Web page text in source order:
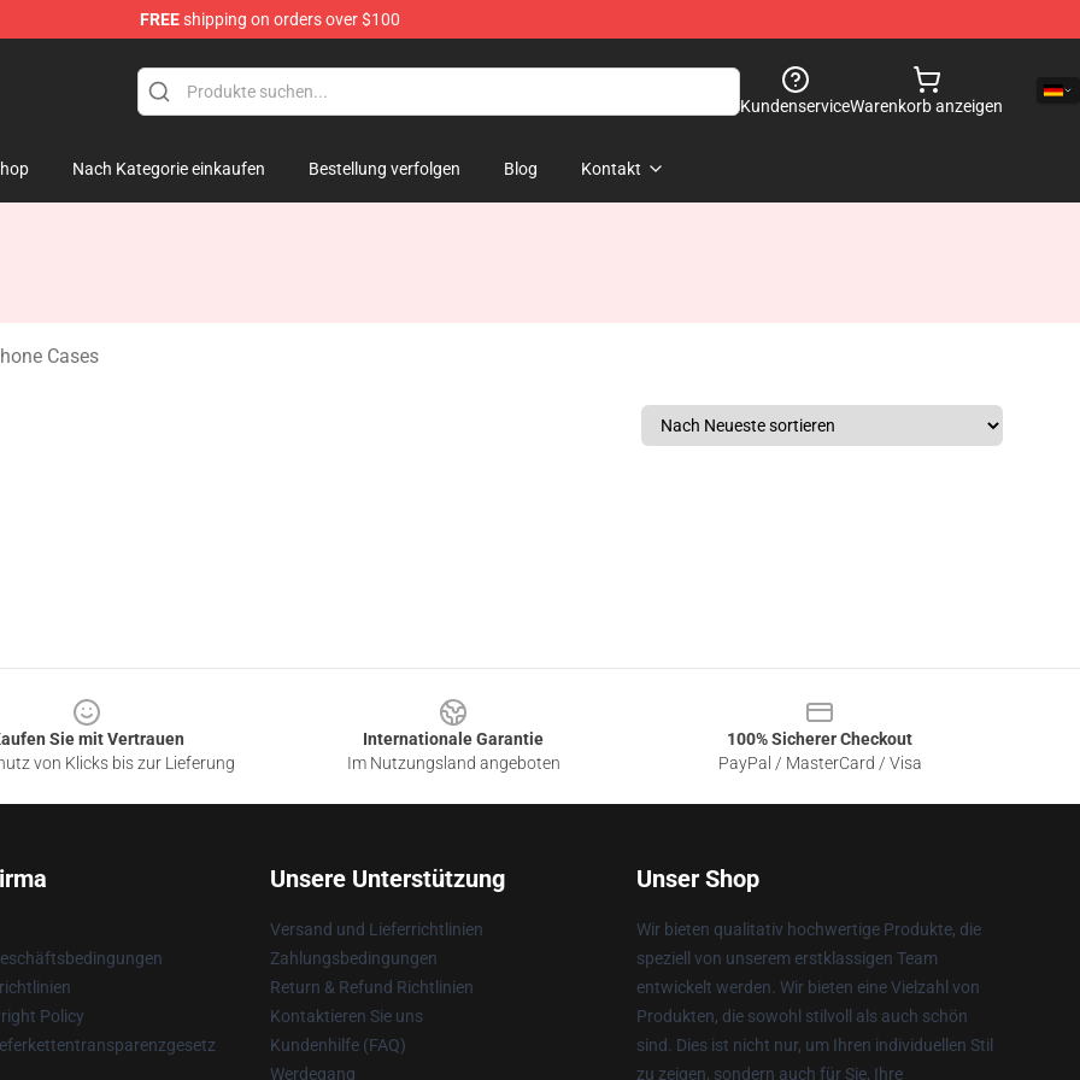
FREEshipping on orders over $100
KundenserviceWarenkorb anzeigen
Nach Kategorie einkaufen Bestellung verfolgen Blog Kontakt
Cases
Sie mit Vertrauen
von Klicks bis zur Lieferung
Internationale Garantie
Im Nutzungsland angeboten
100% Sicherer Checkout
PayPal / MasterCard / Visa
Policy
Unsere Unterstützung
Versand und Lieferrichtlinien
Zahlungsbedingungen
Return & Refund Richtlinien
Kontaktieren Sie uns
Kundenhilfe (FAQ)
Werdegang
Unser Shop
Wir bieten qualitativ hochwertige Produkte, die
speziell von unserem erstklassigen Team
entwickelt werden. Wir bieten eine Vielzahl von
Produkten, die sowohl stilvoll als auch schön
sind. Dies ist nicht nur, um Ihren individuellen Stil
zu zeigen, sondern auch für Sie, Ihre